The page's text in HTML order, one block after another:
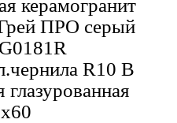
керамогранит
ПРО серый
R10 B